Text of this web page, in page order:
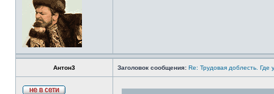
Антон3 Заголовок сообщения: Re: Трудовая доблесть. Где